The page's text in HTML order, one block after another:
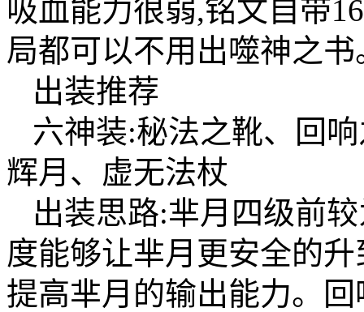
吸血能力很弱,铭文自带
局都可以不用出噬神之书
出装推荐
六神装:秘法之靴、回
辉月、虚无法杖
出装思路:芈月四级前
度能够让芈月更安全的
提高芈月的输出能力。